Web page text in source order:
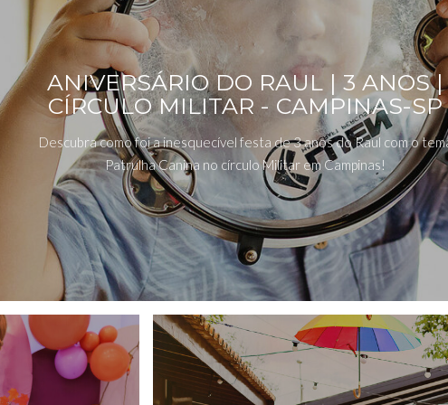
ANIVERSÁRIO DO RAUL | 3 ANOS |
CÍRCULO MILITAR - CAMPINAS-SP
Descubra como foi a inesquecível festa de 3 anos do Raul com o
Patrulha Canina no círculo Militar em Campinas!